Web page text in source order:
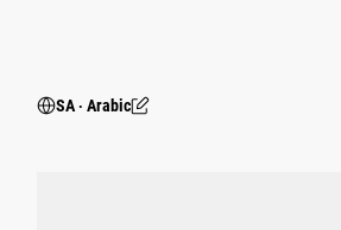
SA ‧ Arabic